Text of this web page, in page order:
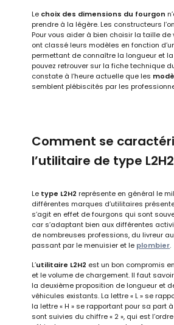
Le choix des dimensions du fourgon
prendre à la légère. Les constructeurs
Pour vous aider à bien choisir la taille de
ont classé leurs modèles en fonction
permettant de connaître la longueur et
pouvez retrouver sur la fiche technique
constate à l’heure actuelle que les
semblent plébiscités par les
Comment se
l’utilitaire de type
Le type L2H2 représente en général le
différentes marques d’utilitaires
s’agit en effet de fourgons qui sont
car s’adaptant bien aux différentes
de nombreuses professions, du livreur
passant par le menuisier et le plombier.
L’utilitaire L2H2 est un bon compromis
et le volume de chargement. Il faut
la deuxième proposition de longueur et
véhicules existants. La lettre « L » se
la lettre « H » se rapportant pour sa part
sont suivies du chiffre « 2 », qui est